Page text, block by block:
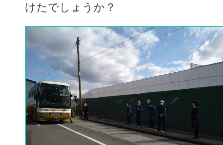
けたでしょうか？